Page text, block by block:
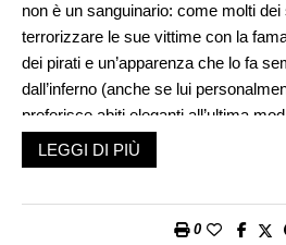
non è un sanguinario: come molti
terrorizzare le sue vittime con la
dei pirati e un’apparenza che lo fa
dall’inferno (anche se lui
preferisce abiti eleganti all’ultima
dal risultato sempre incerto. Non per
nelle taverne della costa col nome di
armata con il maneggevole armo
LEGGI DI PIÙ
0